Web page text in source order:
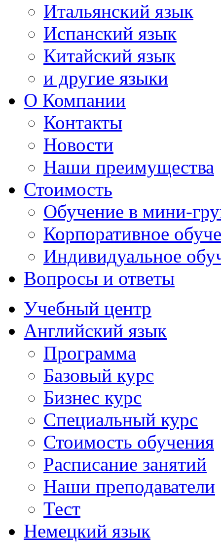
Итальянский язык
Испанский язык
Китайский язык
и другие языки
О Компании
Контакты
Новости
Наши преимущества
Стоимость
Обучение в мини-
Корпоративное
Индивидуальное
Вопросы и ответы
Учебный центр
Английский язык
Программа
Базовый курс
Бизнес курс
Специальный курс
Стоимость обучения
Расписание занятий
Наши преподаватели
Тест
Немецкий язык